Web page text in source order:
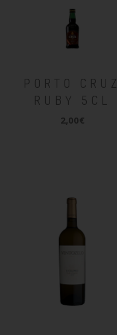
PORTO CRUZ
RUBY 5CL
2,00€